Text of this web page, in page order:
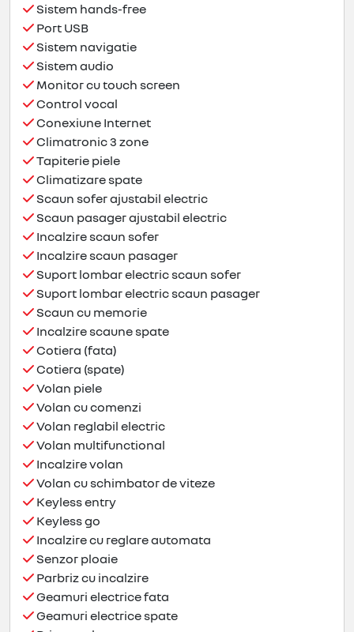
Sistem hands-free
Port USB
Sistem navigatie
Sistem audio
Monitor cu touch screen
Control vocal
Conexiune Internet
Climatronic 3 zone
Tapiterie piele
Climatizare spate
Scaun sofer ajustabil electric
Scaun pasager ajustabil electric
Incalzire scaun sofer
Incalzire scaun pasager
Suport lombar electric scaun sofer
Suport lombar electric scaun pasager
Scaun cu memorie
Incalzire scaune spate
Cotiera (fata)
Cotiera (spate)
Volan piele
Volan cu comenzi
Volan reglabil electric
Volan multifunctional
Incalzire volan
Volan cu schimbator de viteze
Keyless entry
Keyless go
Incalzire cu reglare automata
Senzor ploaie
Parbriz cu incalzire
Geamuri electrice fata
Geamuri electrice spate